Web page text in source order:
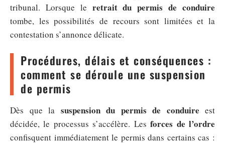
tribunal. Lorsque le retrait du permis de conduire
tombe, les possibilités de recours sont limitées et la
contestation s’annonce délicate.
Procédures, délais et conséquences :
comment se déroule une suspension
de permis
Dès que la suspension du permis de conduire est
décidée, le processus s’accélère. Lesforces de l’ordre
confisquent immédiatement le permis dans certains cas :